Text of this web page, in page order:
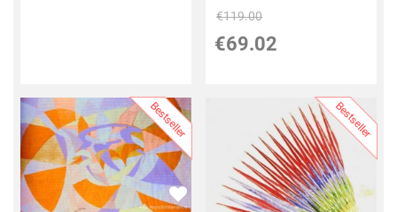
€119.00
€69.02
Bestseller Bestseller